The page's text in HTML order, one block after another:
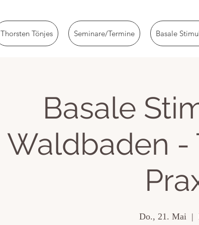
Thorsten Tönjes Seminare/Termine Basale
Basale
Waldbaden -
Do., 21. Mai
  |